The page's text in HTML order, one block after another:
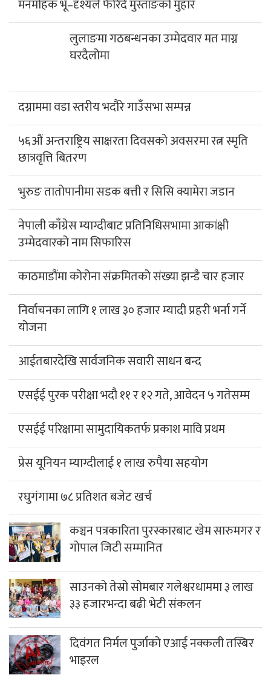
मनमोहक भू–दृश्यले फेरिँदै मुस्ताङको मुहार
लुलाङमा गठबन्धनका उम्मेदवार मत माग्न
घरदैलोमा
दग्नाममा वडा स्तरीय भदौरे गाउँसभा सम्पन्न
५६औं अन्तराष्ट्रिय साक्षरता दिवसको अवसरमा रत्न स्मृति
छात्रवृत्ति बितरण
भुरुङ तातोपानीमा सडक बत्ती र सिसि क्यामेरा जडान
नेपाली काँग्रेस म्याग्दीबाट प्रतिनिधिसभामा आकांक्षी
उम्मेदवारको नाम सिफारिस
काठमाडौंमा कोरोना संक्रमितको संख्या झन्डै चार हजार
निर्वाचनका लागि १ लाख ३० हजार म्यादी प्रहरी भर्ना गर्ने
योजना
आईतबारदेखि सार्वजनिक सवारी साधन बन्द
एसईई पुरक परीक्षा भदौ ११ र १२ गते, आवेदन ५ गतेसम्म
एसईई परिक्षामा सामुदायिकतर्फ प्रकाश मावि प्रथम
प्रेस यूनियन म्याग्दीलाई १ लाख रुपैया सहयोग
रघुगंगामा ७८ प्रतिशत बजेट खर्च
कञ्चन पत्रकारिता पुरस्कारबाट खेम सारुमगर र
गोपाल जिटी सम्मानित
साउनको तेस्रो सोमबार गलेश्वरधाममा ३ लाख
३३ हजारभन्दा बढी भेटी संकलन
दिवंगत निर्मल पुर्जाको एआई नक्कली तस्बिर
भाइरल